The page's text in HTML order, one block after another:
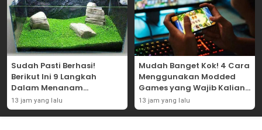
Sudah Pasti Berhasi!
Berikut Ini 9 Langkah
Dalam Menanam
Tanaman Carpet Seed Di
Aquascape!
13 jam yang lalu
Mudah Banget Kok! 4 Cara
Menggunakan Modded
Games yang Wajib Kalian
Coba Sendiri!
13 jam yang lalu